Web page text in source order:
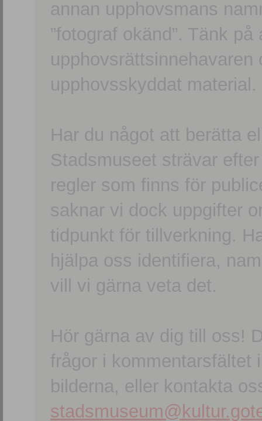
annan upphovsmans
”fotograf okänd”. Tänk
upphovsskyddat material.
Har du något att berätta
Stadsmuseet strävar
regler som finns för
saknar vi dock uppgifter
tidpunkt för tillverkning.
hjälpa oss identifiera,
vill vi gärna veta det.
Hör gärna av dig till oss!
frågor i kommentarsfältet
bilderna, eller kontakta